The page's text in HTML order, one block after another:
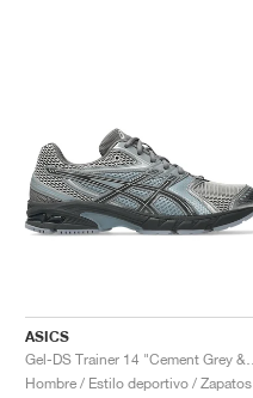
ASICS
Hombre / Estilo deportivo / Zapatos